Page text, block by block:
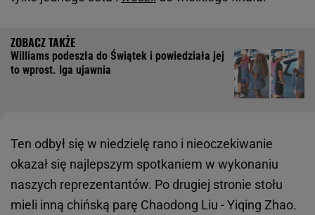
Williams podeszła do Świątek i powiedziała jej
to wprost. Iga ujawnia
Ten odbył się w niedzielę rano i nieoczekiwanie
okazał się najlepszym spotkaniem w wykonaniu
naszych reprezentantów. Po drugiej stronie stołu
mieli inną chińską parę Chaodong Liu - Yiqing Zhao.